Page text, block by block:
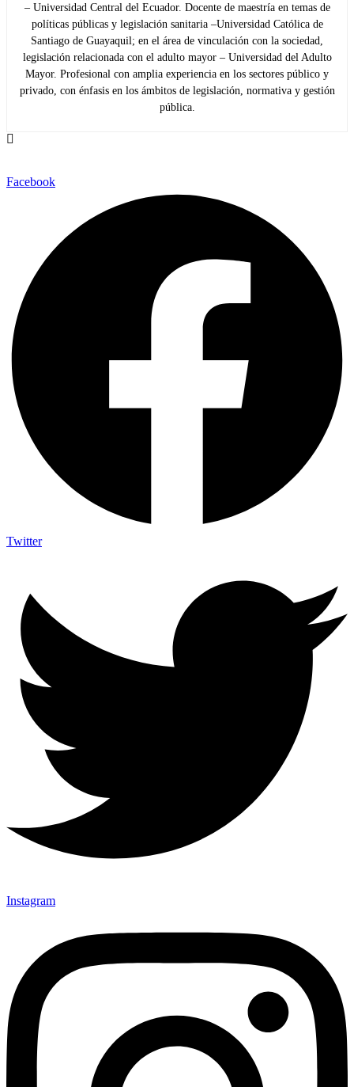
– Universidad Central del Ecuador. Docente de maestría en temas de
políticas públicas y legislación sanitaria –Universidad Católica de
Santiago de Guayaquil; en el área de vinculación con la sociedad,
legislación relacionada con el adulto mayor – Universidad del Adulto
Mayor. Profesional con amplia experiencia en los sectores público y
privado, con énfasis en los ámbitos de legislación, normativa y gestión
pública.
Facebook
Twitter
Instagram